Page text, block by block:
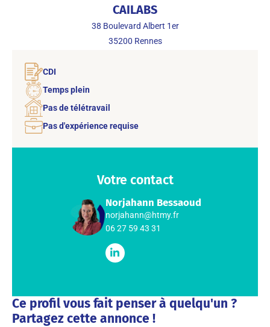
CAILABS
38 Boulevard Albert 1er
35200 Rennes
CDI
Temps plein
Pas de télétravail
Pas d'expérience requise
Votre contact
Norjahann Bessaoud
norjahann@htmy.fr
06 27 59 43 31
Ce profil vous fait penser à quelqu'un ?
Partagez cette annonce !